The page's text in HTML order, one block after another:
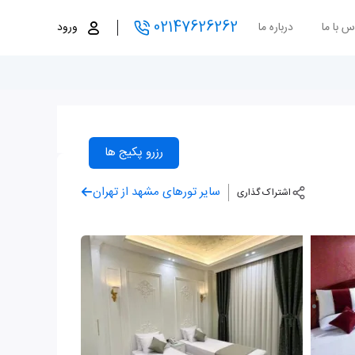
با ما درباره ما 02147626262 ورود
رزرو پکیج ها
اشتراک گذاری سایر تورهای مشهد از تهران